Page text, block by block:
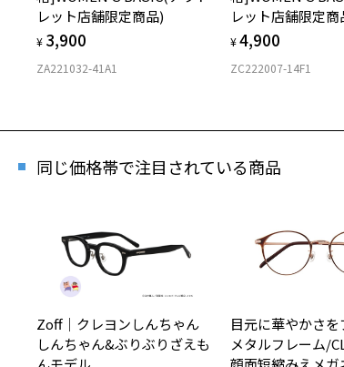
レット店舗限定商品)
¥ 3,900
ZA221032-41A1
レット店舗限定商
¥4,900
ZC222007-14F1
同じ価格帯で注目されている商品
Zoff｜クレヨンしんちゃん
しんちゃん&ぶりぶりざえも
目元に華やかさを
メタルフレーム/